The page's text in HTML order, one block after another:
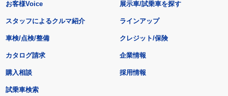
お客様Voice
スタッフによるクルマ紹介
展示車/試乗車を探す
ラインアップ
車検/点検/整備 クレジット/保険
カタログ請求
購入相談
試乗車検索
企業情報
採用情報